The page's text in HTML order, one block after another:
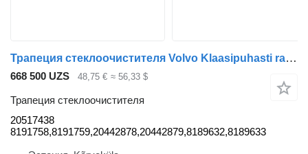
Трапеция стеклоочистителя Volvo Klaasipuhasti raam 20517438 для тягача Volvo FH12
668 500 UZS 48,75 € ≈ 56,33 $
Трапеция стеклоочистителя
20517438
8191758,8191759,20442878,20442879,8189632,8189633